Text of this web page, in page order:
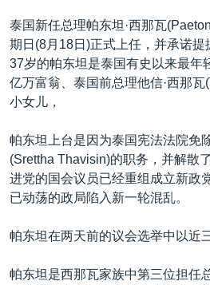
台海两岸关系
南中国海争端
关注西藏
GEN Z 看美国
其他语言网站
泰国新任总理帕东坦·西那瓦
期日(8月18日)正式上任，并承诺
37岁的帕东坦是泰国有史以来最年
亿万富翁、泰国前总理他信·西那
小女儿，
帕东坦上台是因为泰国宪法法院免
(Srettha Thavisin)的职务，并解散
进党的国会议员已经重组成立新政
已动荡的政局陷入新一轮混乱。
帕东坦在两天前的议会选举中以近
帕东坦是西那瓦家族中第三位担任